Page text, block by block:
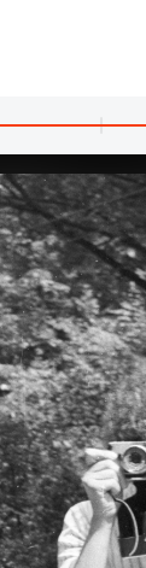
1976 ·
a felvétel a Cséplő